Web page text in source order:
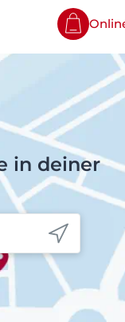
in deiner